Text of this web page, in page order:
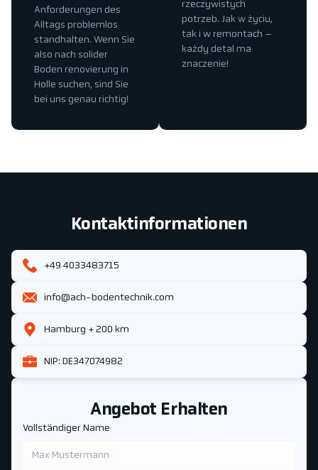
rzeczywistych
potrzeb. Jak w życiu,
tak i w remontach –
każdy detal ma
znaczenie!
Anforderungen des
Alltags problemlos
standhalten. Wenn Sie
also nach solider
Boden renovierung in
Holle suchen, sind Sie
bei uns genau richtig!
Angebot Erhalten
Vollständiger Name
Kontaktinformationen
+49 4033483715
info@ach-bodentechnik.com
Hamburg + 200 km
NIP: DE347074982